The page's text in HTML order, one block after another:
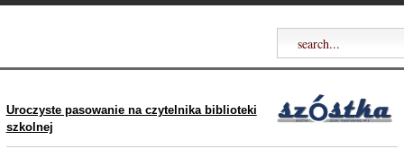
Uroczyste pasowanie na czytelnika biblioteki
szkolnej